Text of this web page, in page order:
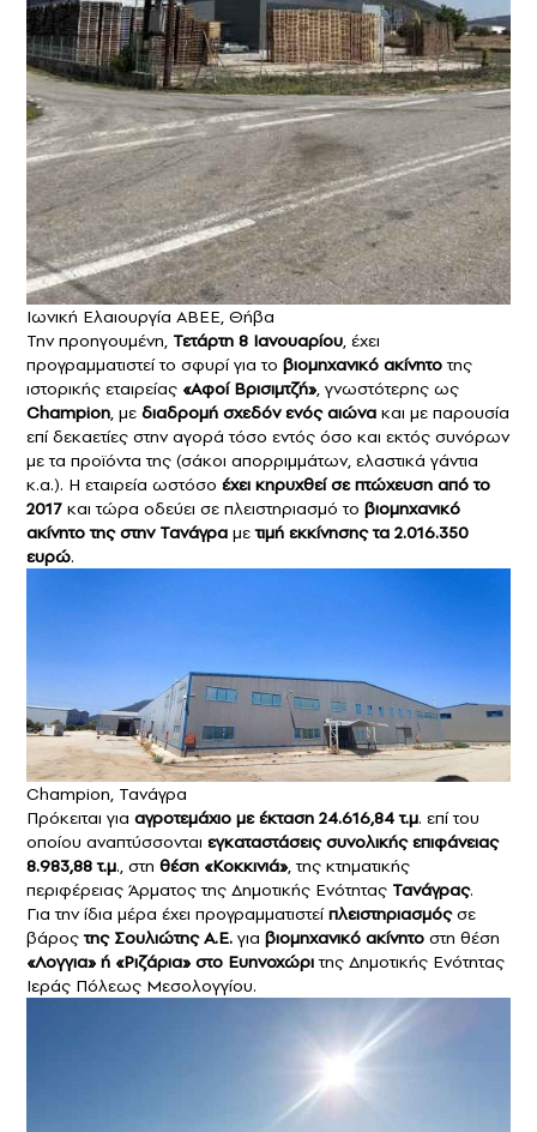
Ιωνική Ελαιουργία ΑΒΕΕ, Θήβα
Την προηγουμένη, Τετάρτη 8 Ιανουαρίου, έχει
προγραμματιστεί το σφυρί για το βιομηχανικό ακίνητοτης
ιστορικής εταιρείας «Αφοί Βρισιμτζή», γνωστότερης ως
Champion, με διαδρομή σχεδόν ενός αιώνα και με παρουσία
επί δεκαετίες στην αγορά τόσο εντός όσο και εκτός συνόρων
με τα προϊόντα της (σάκοι απορριμμάτων, ελαστικά γάντια
κ.α.). Η εταιρεία ωστόσο έχει κηρυχθεί σε πτώχευση από το
2017 και τώρα οδεύει σε πλειστηριασμό το βιομηχανικό
ακίνητο της στην Τανάγρα μετιμή εκκίνησης τα 2.016.350
ευρώ.
Champion, Τανάγρα
Πρόκειται για αγροτεμάχιο με έκταση 24.616,84 τ.μ. επί του
οποίου αναπτύσσονται εγκαταστάσεις συνολικής επιφάνειας
8.983,88 τ.μ., στη θέση «Κοκκινιά», της κτηματικής
περιφέρειας Άρματος της Δημοτικής Ενότητας Τανάγρας.
Για την ίδια μέρα έχει προγραμματιστείπλειστηριασμόςσε
βάροςτης Σουλιώτης Α.Ε. για βιομηχανικό ακίνητο στη θέση
«Λογγια» ή «Ριζάρια» στο Ευηνοχώριτης Δημοτικής Ενότητας
Ιεράς Πόλεως Μεσολογγίου.